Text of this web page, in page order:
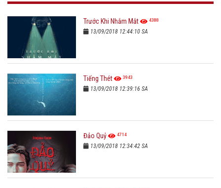
Trước Khi Nhắm Mắt 4388
13/09/2018 12:44:10 SA
Tiếng Thét 3943
13/09/2018 12:39:16 SA
Đảo Quỷ 4714
13/09/2018 12:34:42 SA